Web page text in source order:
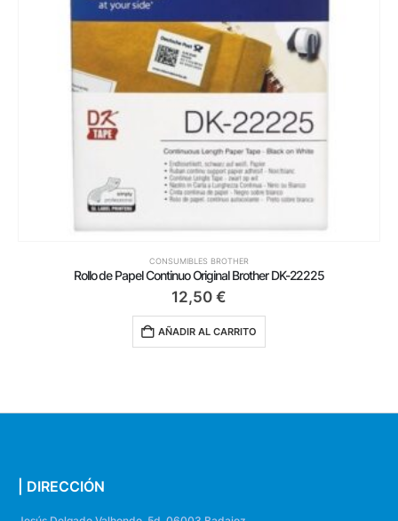
CONSUMIBLES BROTHER
Rollo de Papel Continuo Original Brother DK-22225
12,50 €
AÑADIR AL CARRITO
| DIRECCIÓN